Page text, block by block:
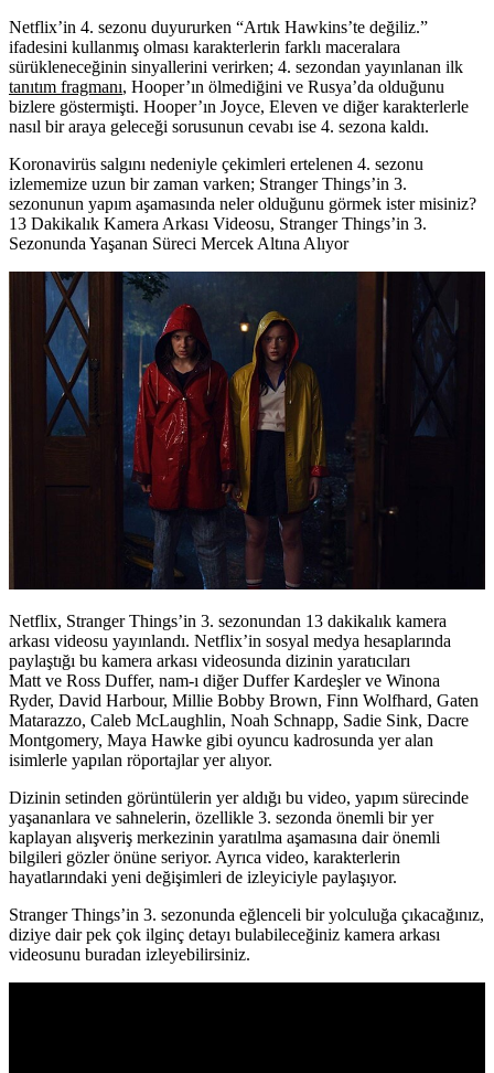
Netflix’in 4. sezonu duyururken “Artık Hawkins’te değiliz.”
ifadesini kullanmış olması karakterlerin farklı maceralara
sürükleneceğinin sinyallerini verirken; 4. sezondan yayınlanan ilk
tanıtım fragmanı, Hooper’ın ölmediğini ve Rusya’da olduğunu
bizlere göstermişti. Hooper’ın Joyce, Eleven ve diğer karakterlerle
nasıl bir araya geleceği sorusunun cevabı ise 4. sezona kaldı.
Koronavirüs salgını nedeniyle çekimleri ertelenen 4. sezonu
izlememize uzun bir zaman varken; Stranger Things’in 3.
sezonunun yapım aşamasında neler olduğunu görmek ister misiniz?
13 Dakikalık Kamera Arkası Videosu, Stranger Things’in 3.
Sezonunda Yaşanan Süreci Mercek Altına Alıyor
Netflix, Stranger Things’in 3. sezonundan 13 dakikalık kamera
arkası videosu yayınlandı. Netflix’in sosyal medya hesaplarında
paylaştığı bu kamera arkası videosunda dizinin yaratıcıları
Matt ve Ross Duffer, nam-ı diğerDuffer Kardeşlerve Winona
Ryder, David Harbour, Millie Bobby Brown, Finn Wolfhard, Gaten
Matarazzo, Caleb McLaughlin, Noah Schnapp, Sadie Sink, Dacre
Montgomery, Maya Hawke gibi oyuncu kadrosunda yer alan
isimlerle yapılan röportajlar yer alıyor.
Dizinin setinden görüntülerin yer aldığı bu video, yapım sürecinde
yaşananlara ve sahnelerin, özellikle 3. sezonda önemli bir yer
kaplayan alışveriş merkezinin yaratılma aşamasına dair önemli
bilgileri gözler önüne seriyor. Ayrıca video, karakterlerin
hayatlarındaki yeni değişimleri de izleyiciyle paylaşıyor.
Stranger Things’in 3. sezonunda eğlenceli bir yolculuğa çıkacağınız,
diziye dair pek çok ilginç detayı bulabileceğiniz kamera arkası
videosunu buradan izleyebilirsiniz.